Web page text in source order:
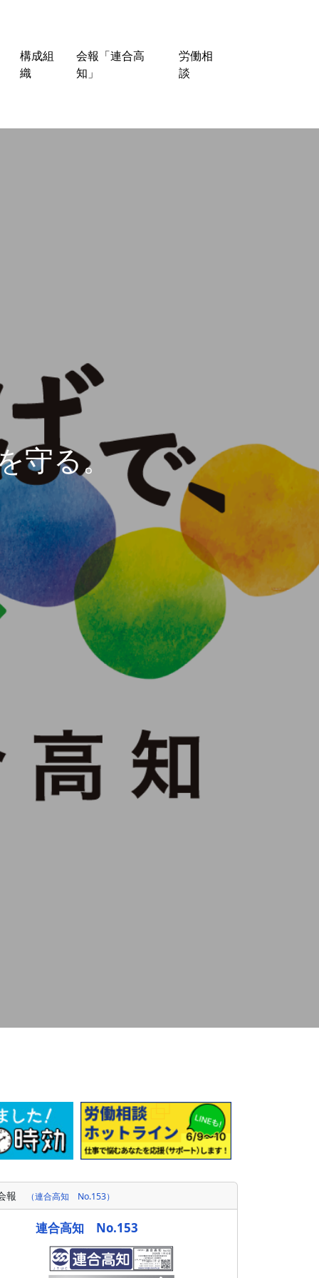
構成組
織
会報「連合高
知」
労働相
談
守る。
守る。
守る。
守る。
守る。
報 （連合高知 No.153）
連合高知 No.153